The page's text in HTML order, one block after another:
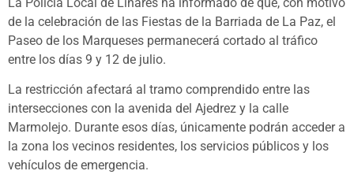
de la celebración de las Fiestas de la Barriada de La Paz, el
Paseo de los Marqueses permanecerá cortado al tráfico
entre los días 9 y 12 de julio.
La restricción afectará al tramo comprendido entre las
intersecciones con la avenida del Ajedrez y la calle
Marmolejo. Durante esos días, únicamente podrán acceder a
la zona los vecinos residentes, los servicios públicos y los
vehículos de emergencia.